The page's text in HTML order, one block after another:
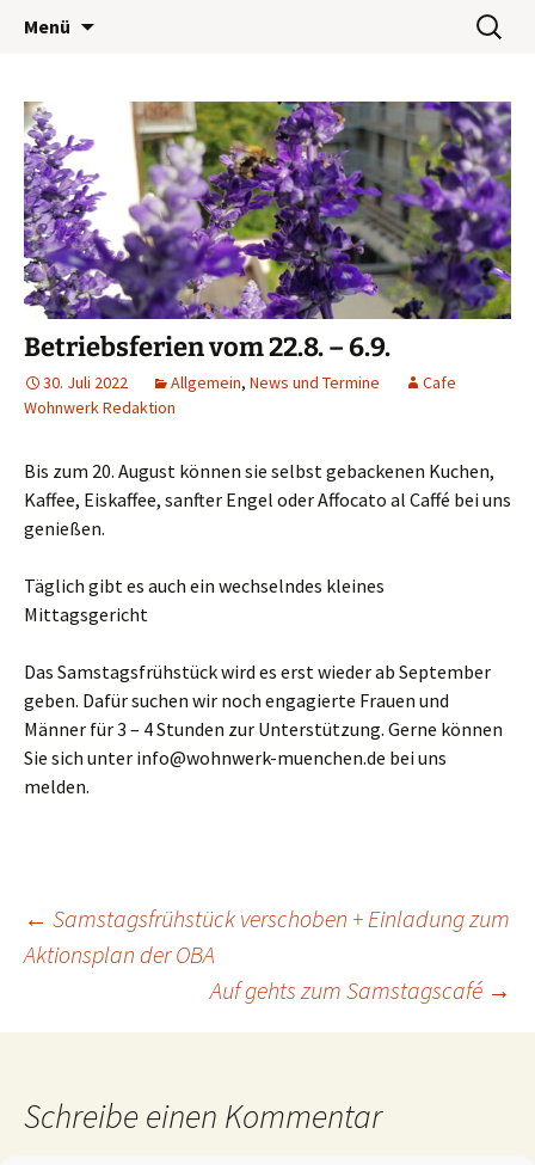
Café Wohnwerk
Wohnwerk München e.V.
Menü
Suchen
nach:
Betriebsferien vom 22.8. – 6.9.
30. Juli 2022 Allgemein, News und Termine
Cafe
Wohnwerk Redaktion
Bis zum 20. August können sie selbst gebackenen Kuchen,
Kaffee, Eiskaffee, sanfter Engel oder Affocato al Caffé bei uns
genießen.
Täglich gibt es auch ein wechselndes kleines
Mittagsgericht
Das Samstagsfrühstück wird es erst wieder ab September
geben. Dafür suchen wir noch engagierte Frauen und
Männer für 3 – 4 Stunden zur Unterstützung. Gerne können
Sie sich unter info@wohnwerk-muenchen.de bei uns
melden.
Beitragsnavigation
← Samstagsfrühstück verschoben + Einladung zum
Aktionsplan der OBA
Auf gehts zum Samstagscafé →
Schreibe einen Kommentar